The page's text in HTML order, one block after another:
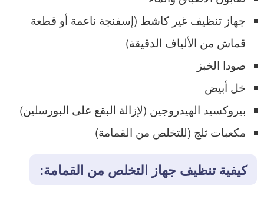
جهاز تنظيف غير كاشط (إسفنجة ناعمة أو قطعة
قماش من الألياف الدقيقة)
صودا الخبز
خل أبيض
بيروكسيد الهيدروجين (لإزالة البقع على البورسلين)
مكعبات ثلج (للتخلص من القمامة)
كيفية تنظيف جهاز التخلص من القمامة: